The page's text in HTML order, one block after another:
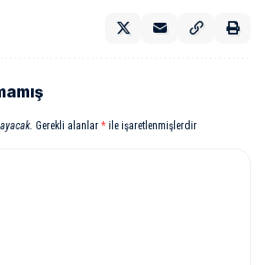
Gerekli alanlar * ile işaretlenmişlerdir